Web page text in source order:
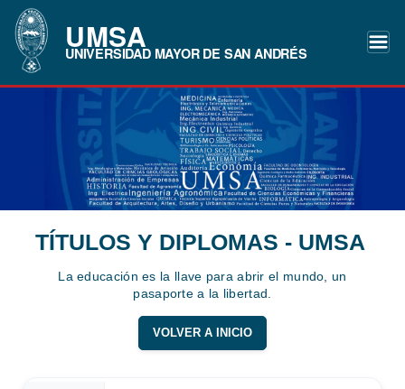
UMSA
UNIVERSIDAD MAYOR DE SAN ANDRÉS
TÍTULOS Y DIPLOMAS - UMSA
La educación es la llave para abrir el mundo, un
pasaporte a la libertad.
VOLVER A INICIO